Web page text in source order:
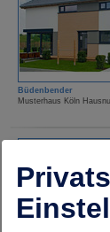
Büdenbender
Musterhaus Köln